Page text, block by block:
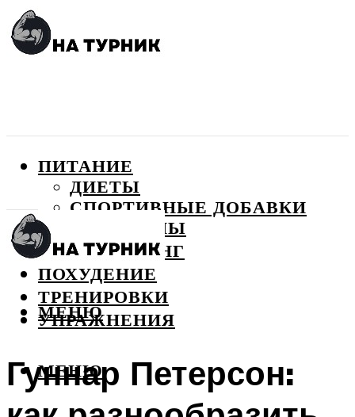
ПИТАНИЕ
ДИЕТЫ
СПОРТИВНЫЕ ДОБАВКИ
ВИТАМИНЫ
БОДИБИЛДИНГ
ПОХУДЕНИЕ
ТРЕНИРОВКИ
УПРАЖНЕНИЯ
МЕНЮ
МЕНЮ
Гуннар Петерсон: